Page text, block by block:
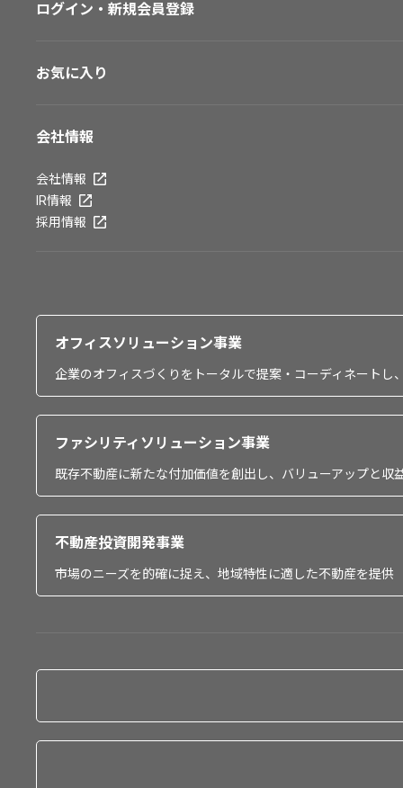
ログイン・新規会員登録
お気に入り
会社情報
会社情報
IR情報
採用情報
オフィスソリューション事業
企業のオフィスづくりをトータルで提案・コーディネート
ファシリティソリューション事業
既存不動産に新たな付加価値を創出し、バリューアップと収
不動産投資開発事業
市場のニーズを的確に捉え、地域特性に適した不動産を提供